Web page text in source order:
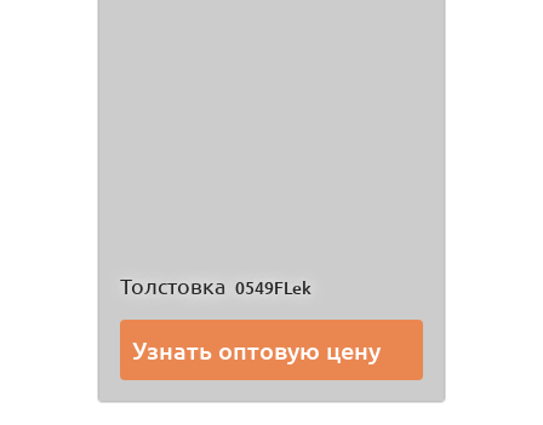
Толстовка 0549FLek
Узнать оптовую цену